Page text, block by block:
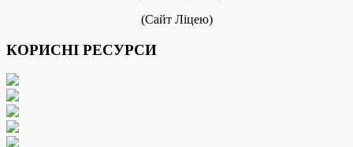
(Сайт Ліцею)
КОРИСНІ РЕСУРСИ